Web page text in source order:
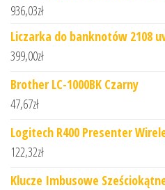
936,03zł
Liczarka do banknotów 2108
399,00zł
Brother LC-1000BK Czarny
47,67zł
Logitech R400 Presenter
122,32zł
Klucze Imbusowe